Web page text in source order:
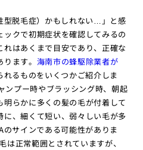
型脱毛症）かもしれない…」と感
ックで初期症状を確認してみるの
はあくまで目安であり、正確な
ます。 海南市の蜂駆除業者が
るものをいくつかご紹介しま
ンプー時やブラッシング時、朝起
らかに多くの髪の毛が付着して
、細くて短い、弱々しい毛が多
サインである可能性がありま
は正常範囲とされていますが、